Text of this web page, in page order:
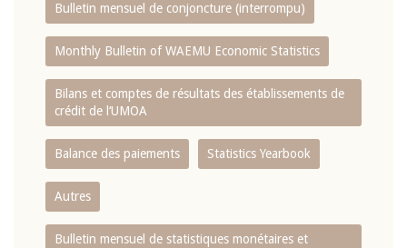
Bulletin mensuel de conjoncture (interrompu)
Monthly Bulletin of WAEMU Economic Statistics
Bilans et comptes de résultats des établissements de
crédit de l‘UMOA
Balance des paiements Statistics Yearbook
Autres
Bulletin mensuel de statistiques monétaires et